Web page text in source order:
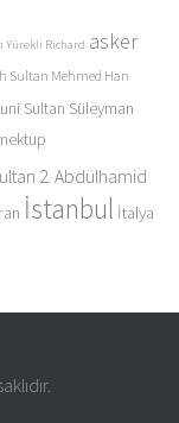
Yürekli Richard asker
Sultan Mehmed Han
Sultan Süleyman
2. Abdülhamid
İstanbul İtalya